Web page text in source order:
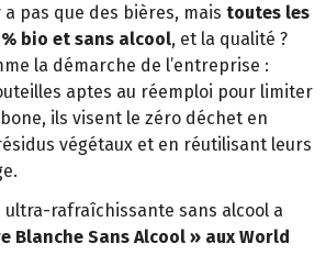
a pas que des bières, mais toutes les
bio et sans alcool, et la qualité ?
la démarche de l’entreprise :
aptes au réemploi pour limiter
ils visent le zéro déchet en
végétaux et en réutilisant leurs
ultra-rafraîchissante sans alcool a
Blanche Sans Alcool » aux World